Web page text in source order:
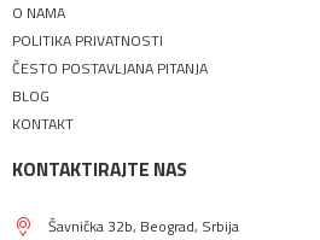
O NAMA
POLITIKA PRIVATNOSTI
ČESTO POSTAVLJANA PITANJA
BLOG
KONTAKT
KONTAKTIRAJTE NAS
Šavnička 32b, Beograd, Srbija